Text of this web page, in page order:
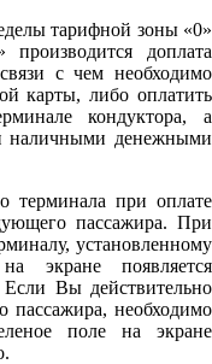
тарифной зоны «0»
доплата
с чем необходимо
карты, либо оплатить
кондуктора, а
наличными денежными
терминала при оплате
пассажира. При
установленному
экране появляется
Вы действительно
пассажира, необходимо
поле на экране